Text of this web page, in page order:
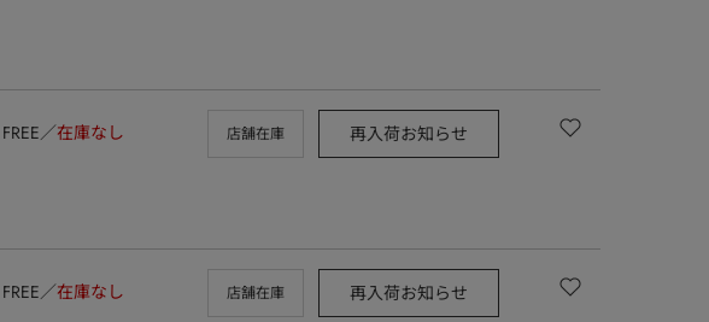
FREE 在庫なし 店舗在庫 再入荷お知らせ
FREE 在庫なし 店舗在庫 再入荷お知らせ